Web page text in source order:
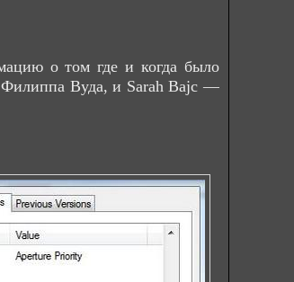
о том где и когда было
Филиппа Вуда, и Sarah Bajc —